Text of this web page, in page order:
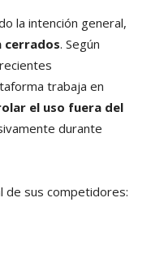
la intención general,
cerrados. Según
trabaja en
el uso fuera del
durante
de sus competidores: